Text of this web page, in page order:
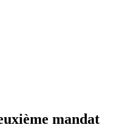
mandat